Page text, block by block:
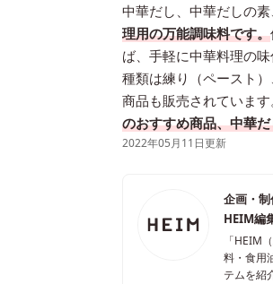
中華だし、中華だしの
理用の万能調味料です。
ば、手軽に中華料理の
種類は練り（ペースト
商品も販売されていま
のおすすめ商品、中華
2022年05月11日更新
企画・制
HEIM編
「HEIM
料・食用
テムを紹